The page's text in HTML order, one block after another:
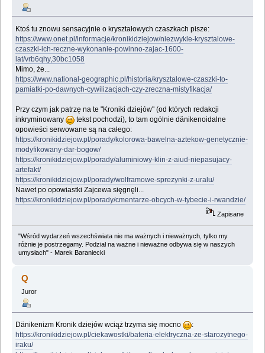
Ktoś tu znowu sensacyjnie o kryształowych czaszkach pisze:
https://www.onet.pl/informacje/kronikidziejow/niezwykle-krysztalowe-
czaszki-ich-reczne-wykonanie-powinno-zajac-1600-
lat/vrb6qhy,30bc1058
Mimo, że...
https://www.national-geographic.pl/historia/krysztalowe-czaszki-to-
pamiatki-po-dawnych-cywilizacjach-czy-zreczna-mistyfikacja/
Przy czym jak patrzę na te "Kroniki dziejów" (od których redakcji
inkryminowany
tekst pochodzi), to tam ogólnie dänikenoidalne
opowieści serwowane są na całego:
https://kronikidziejow.pl/porady/kolorowa-bawelna-aztekow-genetycznie-
modyfikowany-dar-bogow/
https://kronikidziejow.pl/porady/aluminiowy-klin-z-aiud-niepasujacy-
artefakt/
https://kronikidziejow.pl/porady/wolframowe-sprezynki-z-uralu/
Nawet po opowiastki Zajcewa sięgnęli...
https://kronikidziejow.pl/porady/cmentarze-obcych-w-tybecie-i-rwandzie/
Zapisane
"Wśród wydarzeń wszechświata nie ma ważnych i nieważnych, tylko my
różnie je postrzegamy. Podział na ważne i nieważne odbywa się w naszych
umysłach" - Marek Baraniecki
Q
Juror
Dänikenizm Kronik dziejów wciąż trzyma się mocno
:
https://kronikidziejow.pl/ciekawostki/bateria-elektryczna-ze-starozytnego-
iraku/